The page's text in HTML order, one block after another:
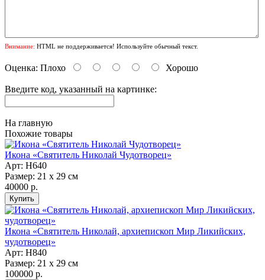
Внимание: HTML не поддерживается! Используйте обычный текст.
Оценка: Плохо Хорошо
Введите код, указанный на картинке:
На главную
Похожие товары
Икона «Святитель Николай Чудотворец»
Арт: H640
Размер: 21 х 29 см
40000 р.
Икона «Святитель Николай, архиепископ Мир Ликийских,
чудотворец»
Арт: H840
Размер: 21 х 29 см
100000 р.